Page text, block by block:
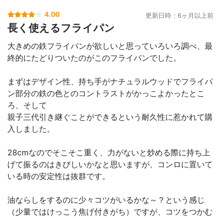
4.00 更新日時：6ヶ月以上前
長く使えるフライパン
大きめの鉄フライパンが欲しいと思っていろいろ調べ、最
終的にたどりついたのがこのフライパンでした。
まずはデザイン性、持ち手がナチュラルウッドでフライパ
ン部分の鉄の色とのコントラストがかっこよかったとこ
ろ、そして
親子三代引き継ぐことができるという耐久性に惹かれて購
入しました。
28cmなのでそこそこ重く、力がないと炒める際に持ち上
げて振るのはきびしいかなと思いますが、コンロに置いて
いる時の安定性は抜群です。
油ならしをするのに少々コツがいるかな～？という感じ
（少量ではけっこう焦げ付きがち）ですが、コツをつかむ